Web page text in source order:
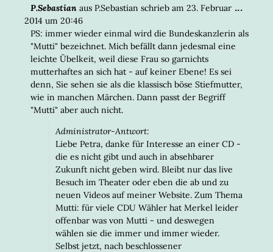
P.Sebastian aus P.Sebastian schrieb am 23. Februar
2014 um 20:46
PS: immer wieder einmal wird die Bundeskanzlerin als
"Mutti" bezeichnet. Mich befällt dann jedesmal eine
leichte Übelkeit, weil diese Frau so garnichts
mutterhaftes an sich hat - auf keiner Ebene! Es sei
denn, Sie sehen sie als die klassisch böse Stiefmutter,
wie in manchen Märchen. Dann passt der Begriff
"Mutti" aber auch nicht.
Administrator-Antwort:
Liebe Petra, danke für Interesse an einer CD -
die es nicht gibt und auch in absehbarer
Zukunft nicht geben wird. Bleibt nur das live
Besuch im Theater oder eben die ab und zu
neuen Videos auf meiner Website. Zum Thema
Mutti: für viele CDU Wähler hat Merkel leider
offenbar was von Mutti - und deswegen
wählen sie die immer und immer wieder.
Selbst jetzt, nach beschlossener
...DIESE
EIN-/